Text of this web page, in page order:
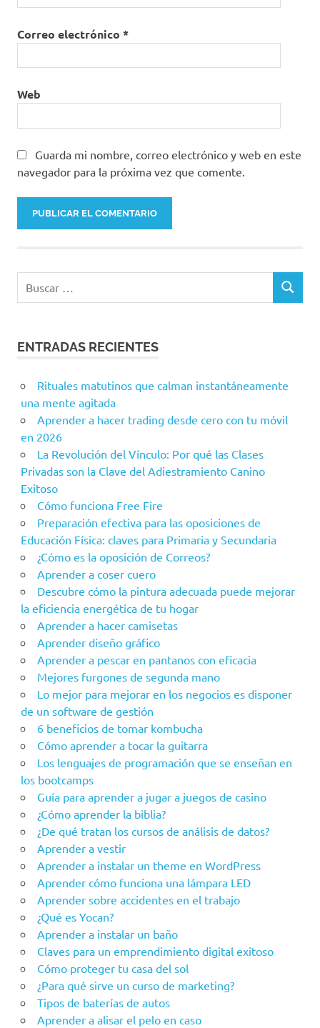
Correo electrónico *
Web
Guarda mi nombre, correo electrónico y web en este
navegador para la próxima vez que comente.
ENTRADAS RECIENTES
Rituales matutinos que calman instantáneamente
una mente agitada
Aprender a hacer trading desde cero con tu móvil
en 2026
La Revolución del Vínculo: Por qué las Clases
Privadas son la Clave del Adiestramiento Canino
Exitoso
Cómo funciona Free Fire
Preparación efectiva para las oposiciones de
Educación Física: claves para Primaria y Secundaria
¿Cómo es la oposición de Correos?
Aprender a coser cuero
Descubre cómo la pintura adecuada puede mejorar
la eficiencia energética de tu hogar
Aprender a hacer camisetas
Aprender diseño gráfico
Aprender a pescar en pantanos con eficacia
Mejores furgones de segunda mano
Lo mejor para mejorar en los negocios es disponer
de un software de gestión
6 beneficios de tomar kombucha
Cómo aprender a tocar la guitarra
Los lenguajes de programación que se enseñan en
los bootcamps
Guía para aprender a jugar a juegos de casino
¿Cómo aprender la biblia?
¿De qué tratan los cursos de análisis de datos?
Aprender a vestir
Aprender a instalar un theme en WordPress
Aprender cómo funciona una lámpara LED
Aprender sobre accidentes en el trabajo
¿Qué es Yocan?
Aprender a instalar un baño
Claves para un emprendimiento digital exitoso
Cómo proteger tu casa del sol
¿Para qué sirve un curso de marketing?
Tipos de baterías de autos
Aprender a alisar el pelo en caso